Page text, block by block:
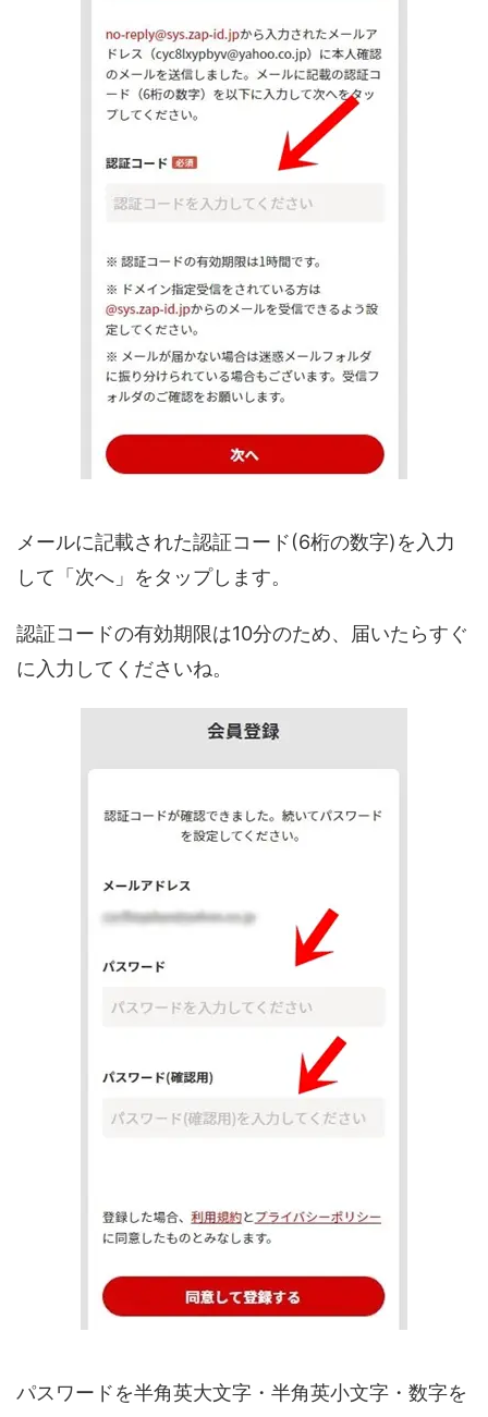
メールに記載された認証コード(6桁の数字)を入力
して「次へ」をタップします。
認証コードの有効期限は10分のため、届いたらすぐ
に入力してくださいね。
パスワードを半角英大文字・半角英小文字・数字を